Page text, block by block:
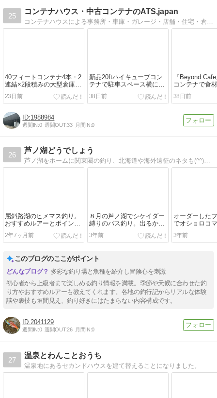
25
コンテナハウス・中古コンテナのATS,japan
コンテナハウスによる事務所・車庫・ガレージ・店舗・住宅・倉庫、中古コンテナ販売・買取、日本全国で製造・設置。愛知県名古屋市のATS,Japan合同会社
40フィートコンテナ4本・2
連結×2段積みの大型倉庫を
設置（岐阜県）
23日前
新品20ftハイキューブコン
テナで駐車スペース横にコ
ンテナハウス事務所を設置
（岐阜県）
38日前
『Beyond
コンテナで食
蔵倉庫を設置
市）
38日前
1988984
週間IN:0 週間OUT:33 月間IN:0
26
芦ノ湖どうでしょう
芦ノ湖をホームに関東圏の釣り、北海道や海外遠征のネタも(^^)週末は別荘で薪ストーブ遊びです。
屈斜路湖のヒメマス釣り。
おすすめルアーとポイント
も
2年7ヶ月前
８月の芦ノ湖でシケイダー
縛りのバス釣り。出るかネ
イティブバス
3年前
オーダーした
でオショロコ
3年前
このブログのここがポイント
多彩な釣り場と魚種を紹介し冒険心を刺激
初心者から上級者まで楽しめる釣り情報を満載。季節や天候に合わせた釣
り方やおすすめルアーも教えてくれます。各地の釣行記からリアルな体験
談や裏技も垣間見え、釣り好きにはたまらない内容構成です。
2041129
週間IN:0 週間OUT:26 月間IN:0
27
温泉とわんことおうち
温泉地にあるセカンドハウスを建て替えることになりました。